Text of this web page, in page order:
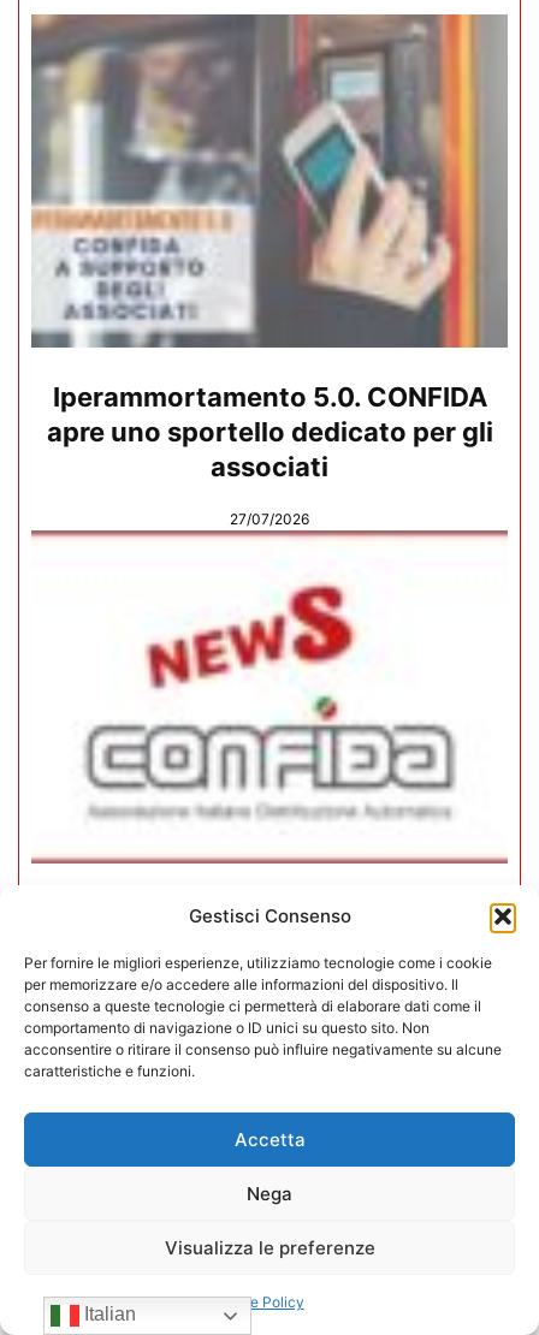
Gestisci Consenso
Per fornire le migliori esperienze, utilizziamo tecnologie come i cookie
per memorizzare e/o accedere alle informazioni del dispositivo. Il
consenso a queste tecnologie ci permetterà di elaborare dati come il
comportamento di navigazione o ID unici su questo sito. Non
acconsentire o ritirare il consenso può influire negativamente su alcune
caratteristiche e funzioni.
Accetta
Nega
Visualizza le preferenze
Cookie Policy
Iperammortamento 5.0. CONFIDA
apre uno sportello dedicato per gli
associati
27/07/2026
In CONFIDA l’ingresso di 4 nuovi
22/07/2026
Italian